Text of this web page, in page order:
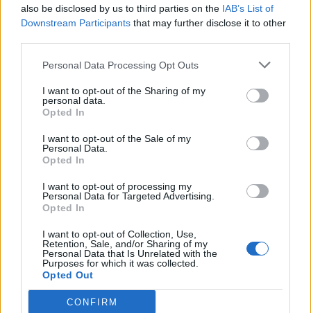
also be disclosed by us to third parties on the IAB’s List of
Downstream Participants that may further disclose it to other
Personal Data Processing Opt Outs
I want to opt-out of the Sharing of my
personal data.
Opted In
I want to opt-out of the Sale of my
Personal Data.
Opted In
I want to opt-out of processing my
Personal Data for Targeted Advertising.
Opted In
I want to opt-out of Collection, Use,
Retention, Sale, and/or Sharing of my
Personal Data that Is Unrelated with the
Purposes for which it was collected.
Opted Out
CONFIRM
ΤΕΛΕΥΤΑΊΑ ΝΈΑ
και τον Μανόλη Ανδρουλιδάκη στον
Αγ. Νικόλαο Ραφήνας